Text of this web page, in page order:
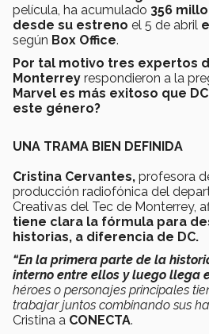
película, ha acumulado 356
desde su estreno el 5 de abril
según Box Office.
Por tal motivo tres expertos
Monterrey respondieron a la
Marvel es más exitoso que
este género?
UNA TRAMA BIEN DEFINIDA
Cristina Cervantes, profesora
producción radiofónica del
Creativas del Tec de Monterrey,
tiene clara la fórmula para
historias, a diferencia de DC.
“En la primera parte de la
interno entre ellos y luego llega
héroes o personajes principales
trabajar juntos combinando sus
Cristina a CONECTA.